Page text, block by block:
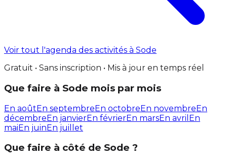
Voir tout l'agenda des activités à Sode
Gratuit • Sans inscription • Mis à jour en temps réel
Que faire à Sode mois par mois
En aoûtEn septembreEn octobreEn novembreEn
décembreEn janvierEn févrierEn marsEn avril En
maiEn juinEn juillet
Que faire à côté de Sode ?